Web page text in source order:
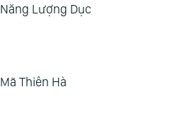
Năng Lượng Dục
Mã Thiên Hà